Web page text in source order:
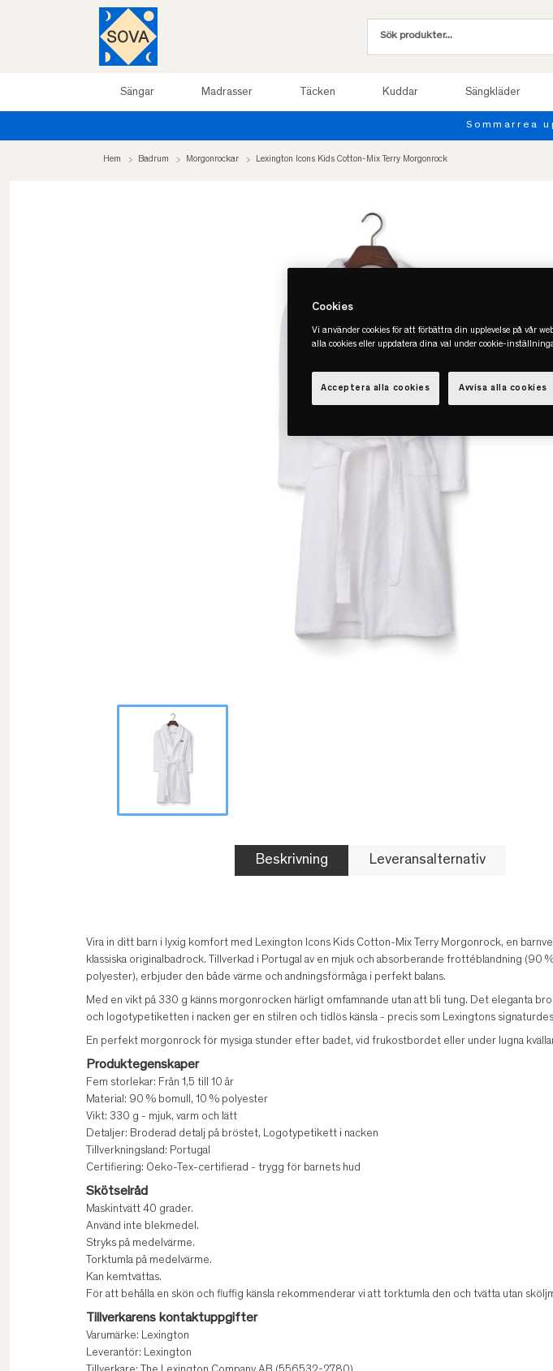
Sängar Madrasser Täcken Kuddar Sängkläder
Sommarrea
Hem Badrum Morgonrockar Lexington Icons Kids Cotton-Mix Terry Morgonrock
Beskrivning Leveransalternativ
Vira in ditt barn i lyxig komfort med Lexington Icons Kids Cotton-Mix Terry Morgonrock, en
klassiska originalbadrock. Tillverkad i Portugal av en mjuk och absorberande frottéblandning (90
polyester), erbjuder den både värme och andningsförmåga i perfekt balans.
Med en vikt på 330 g känns morgonrocken härligt omfamnande utan att bli tung. Det eleganta
och logotypetiketten i nacken ger en stilren och tidlös känsla - precis som Lexingtons
En perfekt morgonrock för mysiga stunder efter badet, vid frukostbordet eller under lugna
Produktegenskaper
Fem storlekar: Från 1,5 till 10 år
Material: 90 % bomull, 10 % polyester
Vikt: 330 g - mjuk, varm och lätt
Detaljer: Broderad detalj på bröstet, Logotypetikett i nacken
Tillverkningsland: Portugal
Certifiering: Oeko-Tex-certifierad - trygg för barnets hud
Skötselråd
Maskintvätt 40 grader.
Använd inte blekmedel.
Stryks på medelvärme.
Torktumla på medelvärme.
Kan kemtvättas.
För att behålla en skön och fluffig känsla rekommenderar vi att torktumla den och tvätta utan
Tillverkarens kontaktuppgifter
Varumärke: Lexington
Leverantör: Lexington
Cookies
Vi använder cookies för att förbättra din upplevelse på vår
alla cookies eller uppdatera dina val under cookie-
Avvisa alla cookies
Acceptera alla cookies